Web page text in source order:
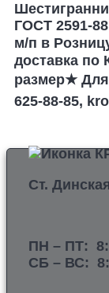
ГОСТ 2591-
м/п в
доставка по
размер★ Для
625-88-85,
Ст.
ПН – ПТ:
СБ – ВС: